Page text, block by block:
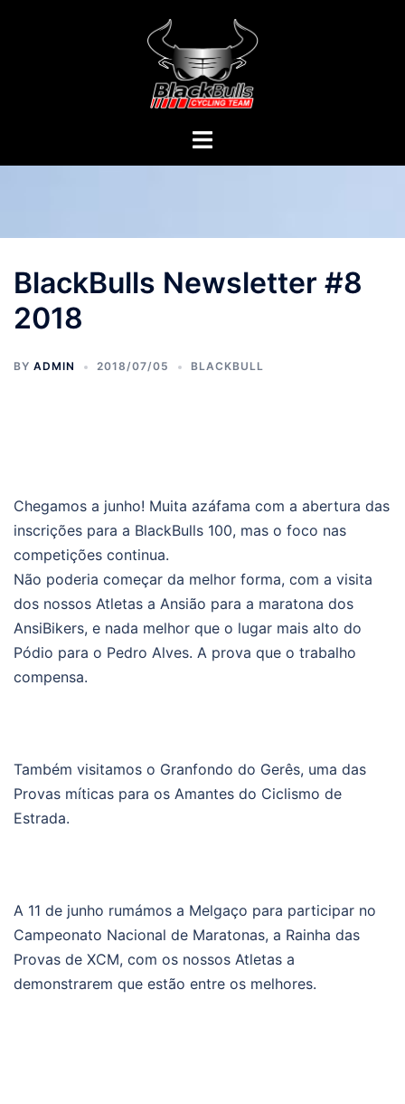
BlackBulls Newsletter #8
2018
BY ADMIN 2018/07/05 BLACKBULL
Chegamos a junho! Muita azáfama com a abertura das
inscrições para a BlackBulls 100, mas o foco nas
competições continua.
Não poderia começar da melhor forma, com a visita
dos nossos Atletas a Ansião para a maratona dos
AnsiBikers, e nada melhor que o lugar mais alto do
Pódio para o Pedro Alves. A prova que o trabalho
compensa.
Também visitamos o Granfondo do Gerês, uma das
Provas míticas para os Amantes do Ciclismo de
Estrada.
A 11 de junho rumámos a Melgaço para participar no
Campeonato Nacional de Maratonas, a Rainha das
Provas de XCM, com os nossos Atletas a
demonstrarem que estão entre os melhores.